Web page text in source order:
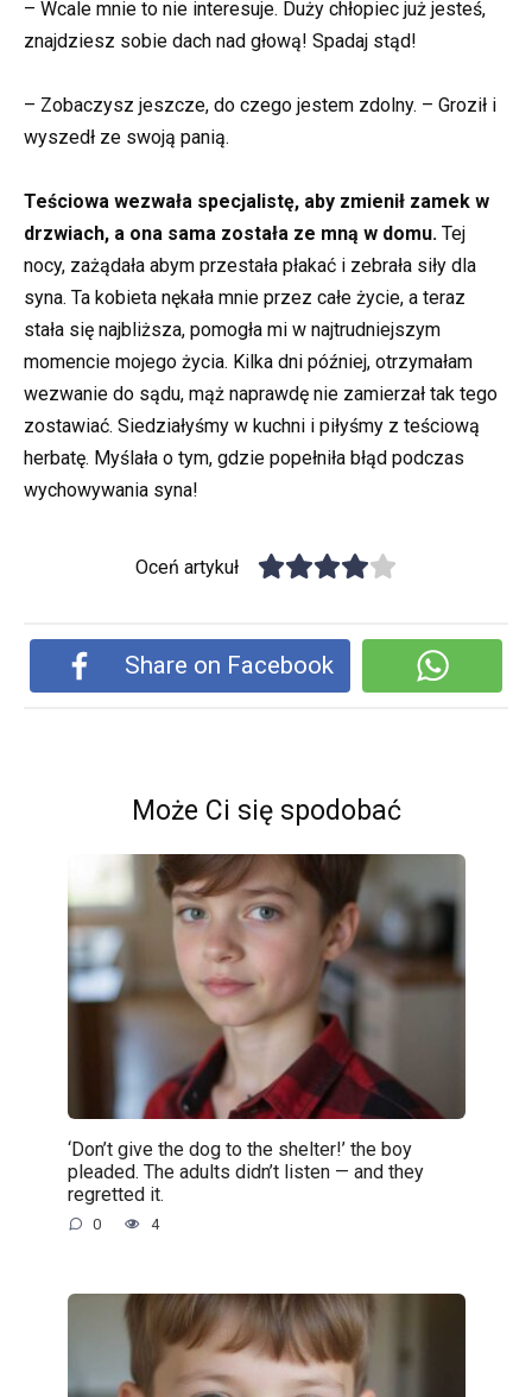
– Wcale mnie to nie interesuje. Duży chłopiec już jesteś,
znajdziesz sobie dach nad głową! Spadaj stąd!
– Zobaczysz jeszcze, do czego jestem zdolny. – Groził i
wyszedł ze swoją panią.
Teściowa wezwała specjalistę, aby zmienił zamek w
drzwiach, a ona sama została ze mną w domu. Tej
nocy, zażądała abym przestała płakać i zebrała siły dla
syna. Ta kobieta nękała mnie przez całe życie, a teraz
stała się najbliższa, pomogła mi w najtrudniejszym
momencie mojego życia. Kilka dni później, otrzymałam
wezwanie do sądu, mąż naprawdę nie zamierzał tak tego
zostawiać. Siedziałyśmy w kuchni i piłyśmy z teściową
herbatę. Myślała o tym, gdzie popełniła błąd podczas
wychowywania syna!
Oceń artykuł
Share on Facebook
Może Ci się spodobać
‘Don’t give the dog to the shelter!’ the boy
pleaded. The adults didn’t listen — and they
regretted it.
0 4